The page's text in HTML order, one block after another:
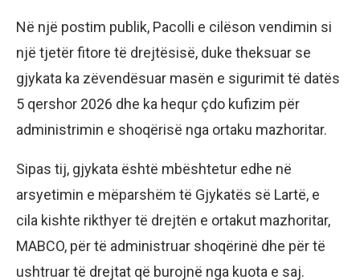
Në një postim publik, Pacolli e cilëson vendimin si
një tjetër fitore të drejtësisë, duke theksuar se
gjykata ka zëvendësuar masën e sigurimit të datës
5 qershor 2026 dhe ka hequr çdo kufizim për
administrimin e shoqërisë nga ortaku mazhoritar.
Sipas tij, gjykata është mbështetur edhe në
arsyetimin e mëparshëm të Gjykatës së Lartë, e
cila kishte rikthyer të drejtën e ortakut mazhoritar,
MABCO, për të administruar shoqërinë dhe për të
ushtruar të drejtat që burojnë nga kuota e saj.